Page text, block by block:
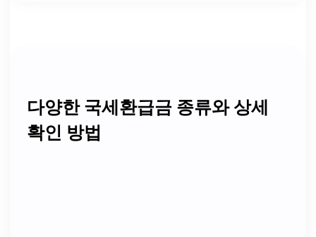
다양한 국세환급금 종류와 상세
확인 방법